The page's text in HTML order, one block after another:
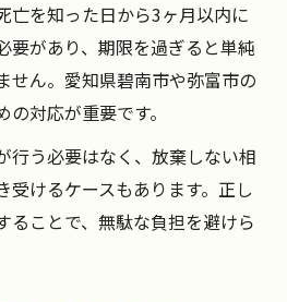
亡を知った日から3ヶ月以内に
要があり、期限を過ぎると単純
せん。愛知県碧南市や弥富市の
対応が重要です。
行う必要はなく、放棄しない相
受けるケースもあります。正し
ることで、無駄な負担を避けら